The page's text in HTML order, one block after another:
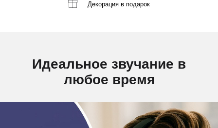
Декорация в подарок
Идеальное звучание в
любое время